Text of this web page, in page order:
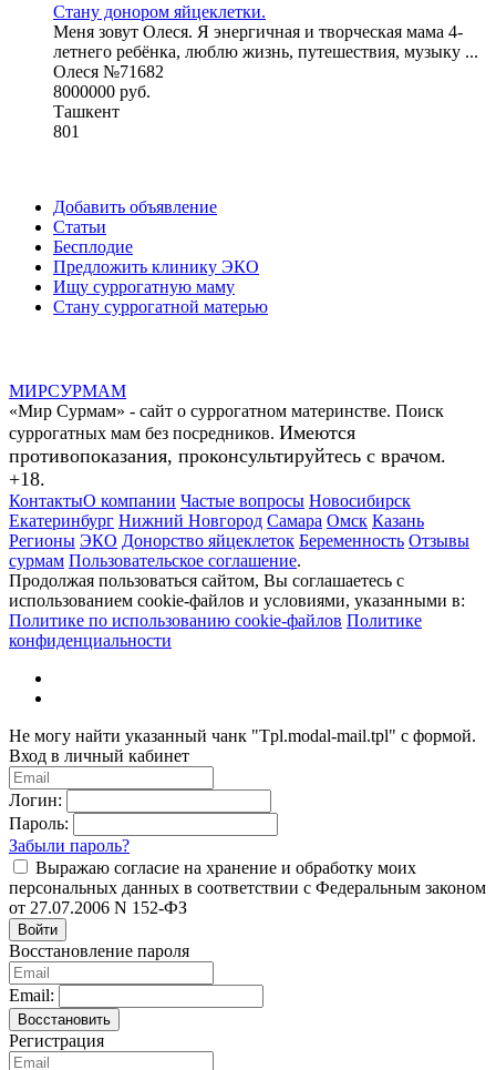
Стану донором яйцеклетки.
Меня зовут Олеся. Я энергичная и творческая мама 4-
летнего ребёнка, люблю жизнь, путешествия, музыку ...
Олеся №71682
8000000 руб.
Ташкент
801
Добавить объявление
Статьи
Бесплодие
Предложить клинику ЭКО
Ищу суррогатную маму
Стану суррогатной матерью
МИРСУРМАМ
«Мир Сурмам» - сайт о суррогатном материнстве. Поиск
суррогатных мам без посредников. Имеются
противопоказания, проконсультируйтесь с врачом.
+18.
КонтактыО компании Частые вопросы Новосибирск
Екатеринбург Нижний Новгород Самара Омск Казань
Регионы ЭКО Донорство яйцеклеток Беременность Отзывы
сурмам Пользовательское соглашение.
Продолжая пользоваться сайтом, Вы соглашаетесь с
использованием cookie-файлов и условиями, указанными в:
Политике по использованию cookie-файлов Политике
конфиденциальности
Не могу найти указанный чанк "Tpl.modal-mail.tpl" с формой.
Вход в личный кабинет
Логин:
Пароль:
Забыли пароль?
Выражаю согласие на хранение и обработку моих
персональных данных в соответствии с Федеральным законом
от 27.07.2006 N 152-ФЗ
Войти
Восстановление пароля
Email:
Восстановить
Регистрация